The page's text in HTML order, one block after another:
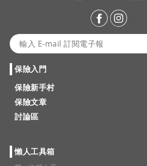
保險入門
保險新手村
保險文章
討論區
懶人工具箱